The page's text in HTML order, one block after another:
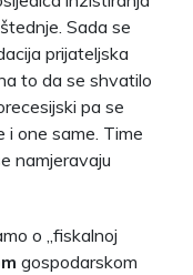
Sada se
prijateljska
to da se shvatilo
pa se
i one same. Time
namjeravaju
o „fiskalnoj
gospodarskom